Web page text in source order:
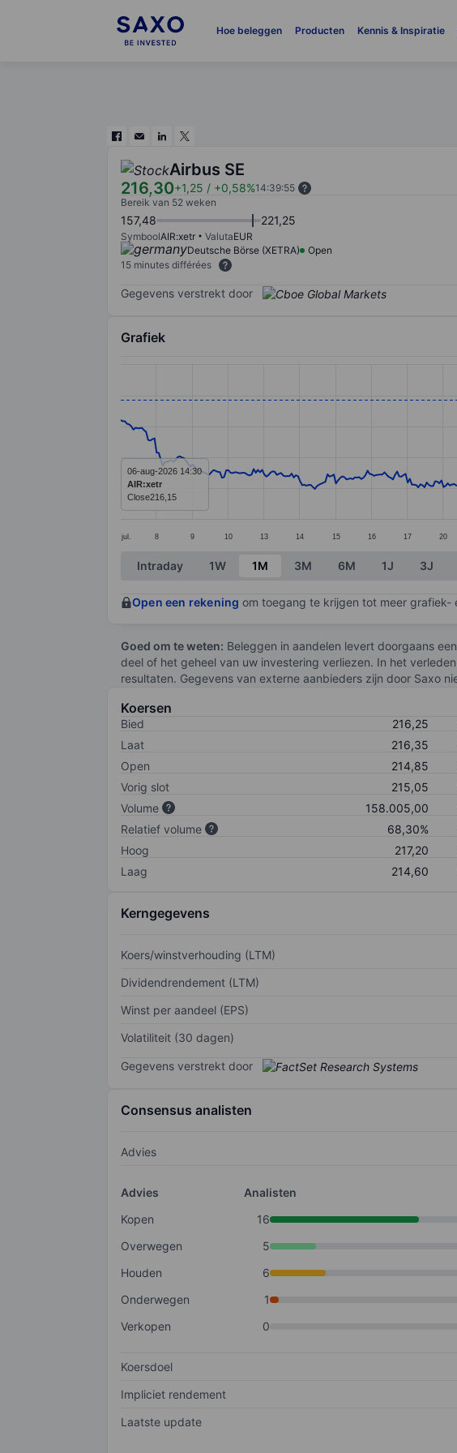
Hoe beleggen Producten Kennis & Inspiratie
Airbus SE
216,30+1,25 / +0,58%14:39:55
Bereik van 52 weken
157,48 221,25
SymboolAIR:xetr ValutaEUR
Deutsche Börse (XETRA)
Open
15 minutes différées
Gegevens verstrekt door
Grafiek
Line chart with 390 data points.
The chart has 1 X axis displaying categories.
The chart has 1 Y axis displaying values. Data ranges
jul. 8 9 10 13 14 15 16 17 20
06-aug-2026 14:30
AIR:xetr
Close216,15
End of interactive chart.
Intraday 1W 1M 3M 6M 1J 3J
Open een rekening om toegang te krijgen tot meer grafiek-
Goed om te weten: Beleggen in aandelen levert doorgaans
deel of het geheel van uw investering verliezen. In het
resultaten. Gegevens van externe aanbieders zijn door Saxo
Koersen
Bied 216,25
Laat
216,35
Open
214,85
Vorig slot
215,05
Volume
158.005,00
Relatief volume
68,30%
Hoog
217,20
Laag
214,60
Kerngegevens
Koers/winstverhouding (LTM)
Dividendrendement (LTM)
Winst per aandeel (EPS)
Volatiliteit (30 dagen)
Gegevens verstrekt door
Consensus analisten
Advies
Advies
Analisten
Kopen
16
Overwegen
5
Houden
6
Onderwegen
1
Verkopen
0
Koersdoel
Impliciet rendement
Laatste update